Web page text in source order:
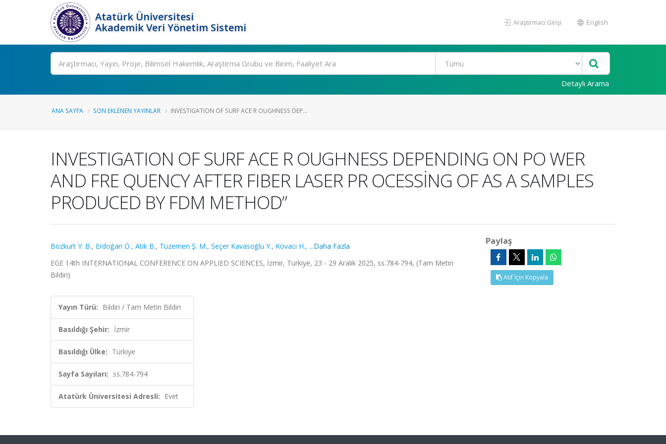
Atatürk Üniversitesi
Akademik Veri Yönetim Sistemi
Araştırmacı Girişi English
Ara
Detaylı Arama
ANA SAYFA SON EKLENEN YAYINLAR INVESTIGATION OF SURF ACE R OUGHNESS DEP...
INVESTIGATION OF SURF ACE R OUGHNESS DEPENDING ON PO WER
AND FRE QUENCY AFTER FIBER LASER PR OCESSİNG OF AS A SAMPLES
PRODUCED BY FDM METHOD”
Bozkurt Y. B., Erdoğan Ö., Atik B., Tüzemen Ş. M., Seçer Kavasoğlu Y., Kovacı H., ...Daha Fazla
EGE 14th INTERNATIONAL CONFERENCE ON APPLIED SCIENCES, İzmir, Türkiye, 23 - 29 Aralık 2025, ss.784-794, (Tam Metin
Bildiri)
Yayın Türü: Bildiri / Tam Metin Bildiri
Basıldığı Şehir: İzmir
Basıldığı Ülke: Türkiye
Sayfa Sayıları: ss.784-794
Atatürk Üniversitesi Adresli: Evet
Paylaş
Atıf İçin Kopyala